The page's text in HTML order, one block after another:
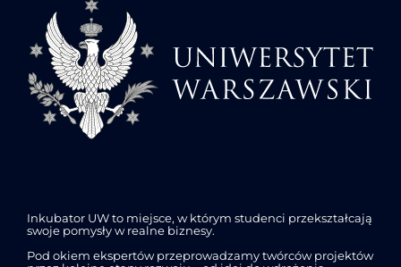
Inkubator UW to miejsce, w którym studenci przekształcają
swoje pomysły w realne biznesy.
Pod okiem ekspertów przeprowadzamy twórców projektów